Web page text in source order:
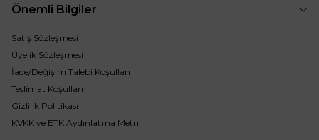
Önemli Bilgiler
Satış Sözleşmesi
Üyelik Sözleşmesi
İade/Değişim Talebi Koşulları
Teslimat Koşulları
Gizlilik Politikası
KVKK ve ETK Aydınlatma Metni